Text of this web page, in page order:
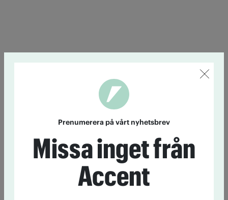
Prenumerera på vårt nyhetsbrev
Missa inget från
Accent